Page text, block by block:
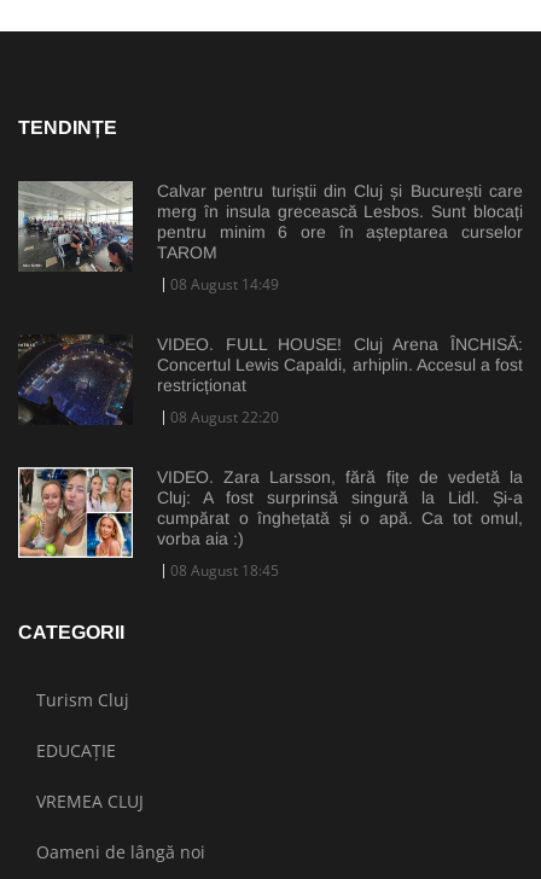
TENDINȚE
Calvar pentru turiștii din Cluj și București care
merg în insula grecească Lesbos. Sunt blocați
pentru minim 6 ore în așteptarea curselor
TAROM
08 August 14:49
VIDEO. FULL HOUSE! Cluj Arena ÎNCHISĂ:
Concertul Lewis Capaldi, arhiplin. Accesul a fost
restricționat
08 August 22:20
VIDEO. Zara Larsson, fără fițe de vedetă la
Cluj: A fost surprinsă singură la Lidl. Și-a
cumpărat o înghețată și o apă. Ca tot omul,
vorba aia :)
08 August 18:45
CATEGORII
Turism Cluj
EDUCAȚIE
VREMEA CLUJ
Oameni de lângă noi